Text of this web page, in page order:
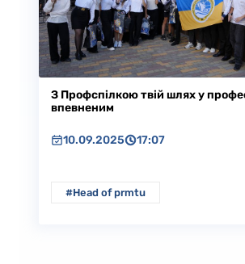
З Профспілкою твій шлях у
впевненим
10.09.2025 17:07
#Head of prmtu